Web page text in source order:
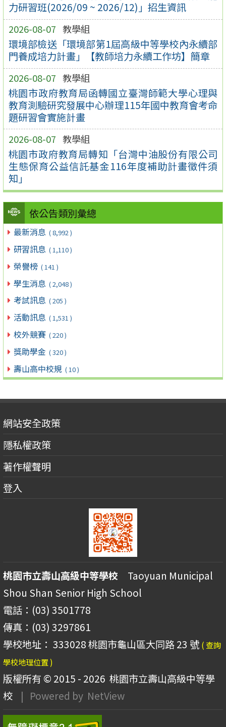
力研習班(2026/09 ~ 2026/12)」招生資訊
2026-08-07 教學組
環境部檢送「環境部第1屆高級中等學校內永續部
門養成培力計畫」【教師培力永續工作坊】簡章
2026-08-07 教學組
桃園市政府教育局函轉國立臺灣師範大學心理與
教育測驗研究發展中心辦理115年國中教育會考命
題研習會實施計畫
2026-08-07 教學組
桃園市政府教育局轉知「台灣中油股份有限公司
生態保育公益信託基金116年度補助計畫徵件須
知」
依公告類別彙總
最新消息 ( 8,992 )
研習訊息 ( 1,110 )
榮譽榜 ( 141 )
學生消息 ( 2,048 )
考試訊息 ( 205 )
活動訊息 ( 1,531 )
校外競賽 ( 220 )
獎助學金 ( 320 )
壽山高中校規 ( 10 )
網站安全政策
隱私權政策
著作權聲明
登入
桃園市立壽山高級中等學校 Taoyuan Municipal
Shou Shan Senior High School
電話：(03) 3501778
傳真：(03) 3297861
學校地址： 333028 桃園市龜山區大同路 23 號 ( 查詢
學校地理位置 )
版權所有 © 2015 - 2026 桃園市立壽山高級中等學
校
| Powered by NetView